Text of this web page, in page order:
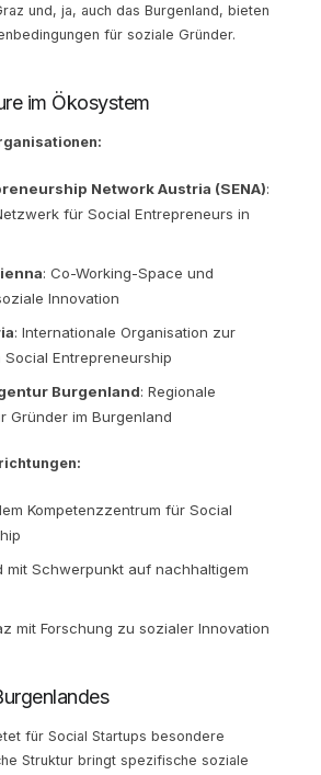
und, ja, auch das Burgenland, bieten
für soziale Gründer.
im Ökosystem
Network Austria (SENA):
für Social Entrepreneurs in
: Co-Working-Space und
Innovation
: Internationale Organisation zur
Social Entrepreneurship
Burgenland: Regionale
Gründer im Burgenland
Kompetenzzentrum für Social
mit Schwerpunkt auf nachhaltigem
mit Forschung zu sozialer Innovation
für Social Startups besondere
Struktur bringt spezifische soziale